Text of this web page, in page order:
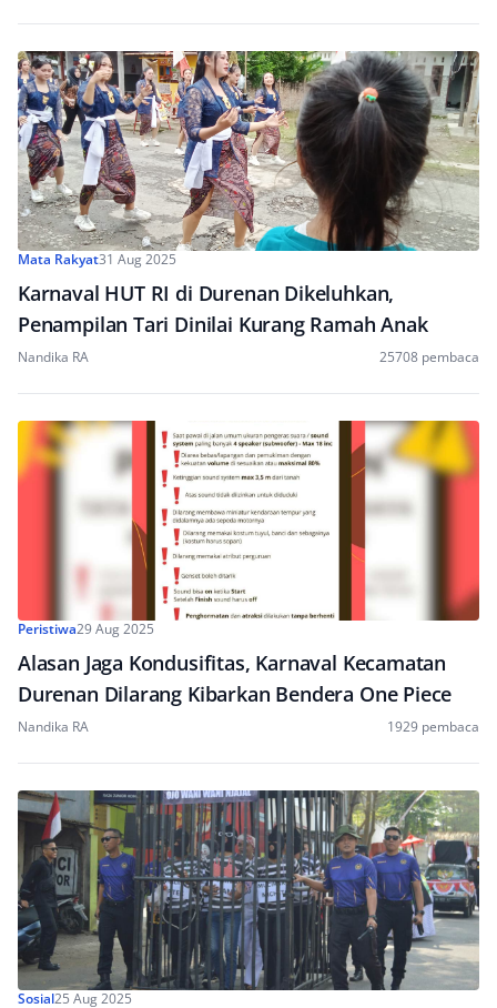
Mata Rakyat31 Aug 2025
Karnaval HUT RI di Durenan Dikeluhkan,
Penampilan Tari Dinilai Kurang Ramah Anak
Nandika RA 25708 pembaca
Peristiwa29 Aug 2025
Alasan Jaga Kondusifitas, Karnaval Kecamatan
Durenan Dilarang Kibarkan Bendera One Piece
Nandika RA 1929 pembaca
Sosial25 Aug 2025